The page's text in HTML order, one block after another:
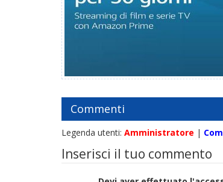
Commenti
Legenda utenti: Amministratore |
Inserisci il tuo commento